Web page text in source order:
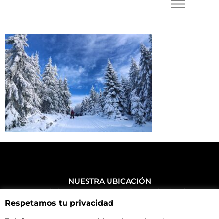
NUESTRA UBICACIÓN
Haz click aquí y mira como llegar a la tienda
CONTACTA CON NOSOTROS
+34 972 500 449
Respetamos tu privacidad